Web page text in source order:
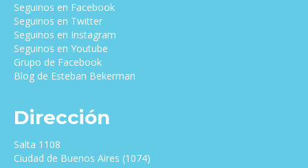
Seguinos en Facebook
Seguinos en Twitter
Seguinos en Instagram
Seguinos en Youtube
Grupo de Facebook
Blog de Esteban Bekerman
Dirección
Salta 1108
Ciudad de Buenos Aires (1074)